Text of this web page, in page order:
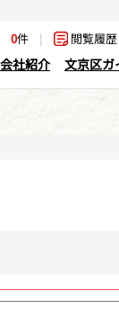
0件 | 閲覧履
社紹介 文京区ガ